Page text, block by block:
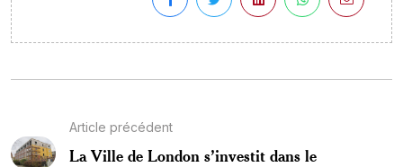
Article précédent
La Ville de London s’investit dans le